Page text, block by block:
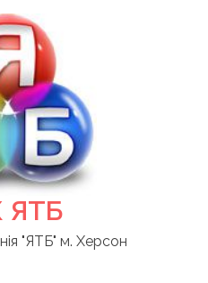
ЯТБ
"ЯТБ" м. Херсон